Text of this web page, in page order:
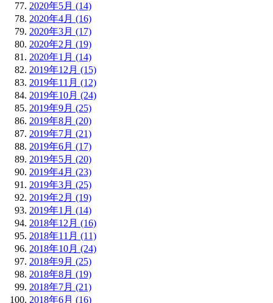
2020年5月 (14)
2020年4月 (16)
2020年3月 (17)
2020年2月 (19)
2020年1月 (14)
2019年12月 (15)
2019年11月 (12)
2019年10月 (24)
2019年9月 (25)
2019年8月 (20)
2019年7月 (21)
2019年6月 (17)
2019年5月 (20)
2019年4月 (23)
2019年3月 (25)
2019年2月 (19)
2019年1月 (14)
2018年12月 (16)
2018年11月 (11)
2018年10月 (24)
2018年9月 (25)
2018年8月 (19)
2018年7月 (21)
2018年6月 (16)